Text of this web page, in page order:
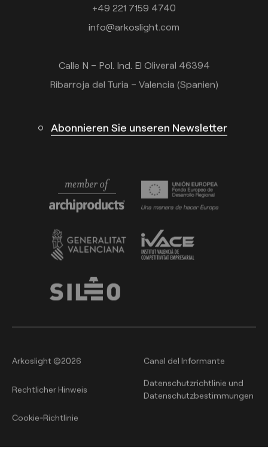
+49 221 7159 4740
info@arkoslight.com
Calle N – Pol. Ind. El Oliveral 46394
Ribarroja del Turia – Valencia (Spanien)
Abonnieren Sie unseren Newsletter
Arkoslight ©2026 Canal del Informante
Rechtlicher Hinweis
Datenschutzrichtlinie und
Datenschutzbestimmungen
Cookie-Richtlinie